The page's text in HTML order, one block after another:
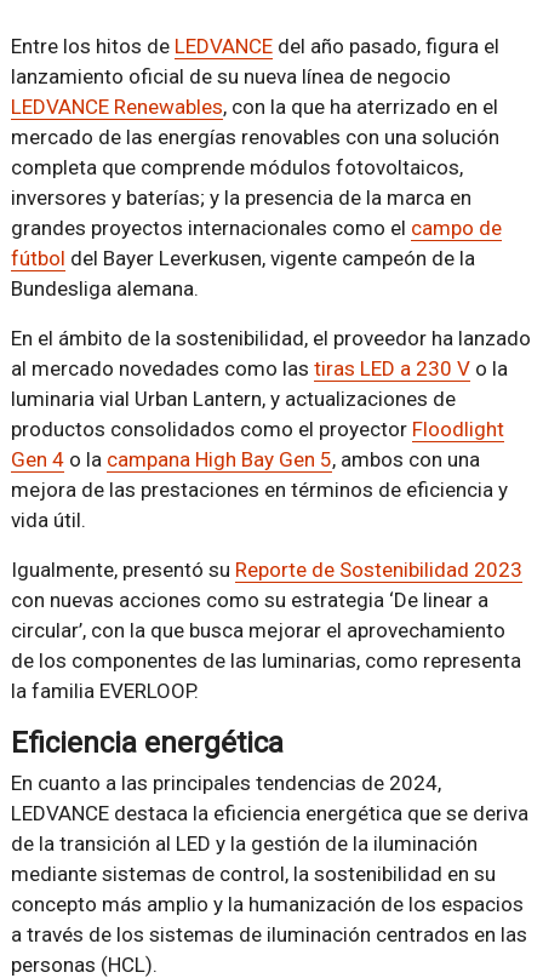
Entre los hitos de LEDVANCEdel año pasado, figura el
lanzamiento oficial de su nueva línea de negocio
LEDVANCE Renewables, con la que ha aterrizado en el
mercado de las energías renovables con una solución
completa que comprende módulos fotovoltaicos,
inversores y baterías; y la presencia de la marca en
grandes proyectos internacionales como el campo de
fútbol del Bayer Leverkusen, vigente campeón de la
Bundesliga alemana.
En el ámbito de la sostenibilidad, el proveedor ha lanzado
al mercado novedades como las tiras LED a 230 Vo la
luminaria vial Urban Lantern, y actualizaciones de
productos consolidados como el proyector Floodlight
Gen 4o la campana High Bay Gen 5, ambos con una
mejora de las prestaciones en términos de eficiencia y
vida útil.
Igualmente, presentó su Reporte de Sostenibilidad 2023
con nuevas acciones como su estrategia ‘De linear a
circular’, con la que busca mejorar el aprovechamiento
de los componentes de las luminarias, como representa
la familia EVERLOOP.
Eficiencia energética
En cuanto a las principales tendencias de 2024,
LEDVANCE destaca la eficiencia energética que se deriva
de la transición al LED y la gestión de la iluminación
mediante sistemas de control, la sostenibilidad en su
concepto más amplio y la humanización de los espacios
a través de los sistemas de iluminación centrados en las
personas (HCL).